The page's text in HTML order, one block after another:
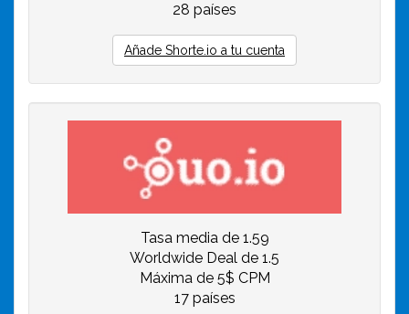
28 países
Añade Shorte.io a tu cuenta
Tasa media de 1.59
Worldwide Deal de 1.5
Máxima de 5$ CPM
17 países